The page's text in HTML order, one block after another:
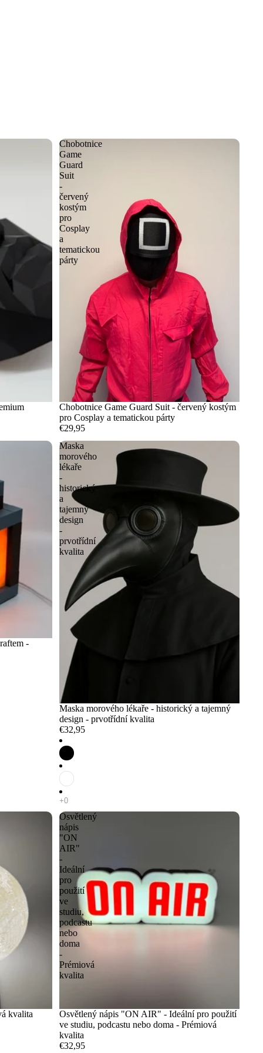
Chobotnice
Game
Guard
Suit
-
červený
kostým
pro
Cosplay
a
tematickou
párty
Chobotnice Game Guard Suit - červený kostým
pro Cosplay a tematickou párty
€29,95
-
Maska
morového
lékaře
-
historický
a
tajemný
design
-
prvotřídní
kvalita
Maska morového lékaře - historický a tajemný
design - prvotřídní kvalita
€32,95
kvalita
Osvětlený
nápis
"ON
AIR"
-
Ideální
pro
použití
ve
studiu,
podcastu
nebo
doma
-
Prémiová
kvalita
Osvětlený nápis "ON AIR" - Ideální pro použití
ve studiu, podcastu nebo doma - Prémiová
kvalita
€32,95